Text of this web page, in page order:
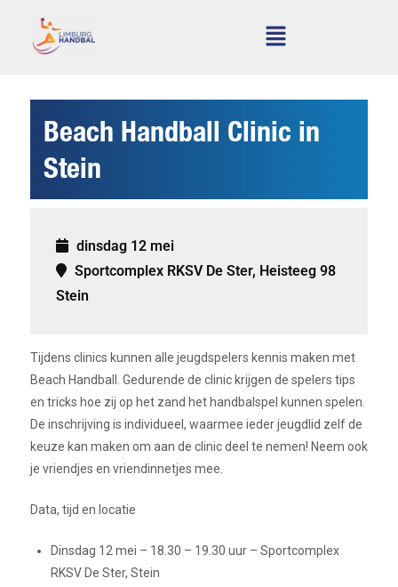
Beach Handball Clinic in
Stein
dinsdag 12 mei
Sportcomplex RKSV De Ster, Heisteeg 98
Stein
Tijdens clinics kunnen alle jeugdspelers kennis maken met
Beach Handball. Gedurende de clinic krijgen de spelers tips
en tricks hoe zij op het zand het handbalspel kunnen spelen.
De inschrijving is individueel, waarmee ieder jeugdlid zelf de
keuze kan maken om aan de clinic deel te nemen! Neem ook
je vriendjes en vriendinnetjes mee.
Data, tijd en locatie
Dinsdag 12 mei – 18.30 – 19.30 uur – Sportcomplex
RKSV De Ster, Stein